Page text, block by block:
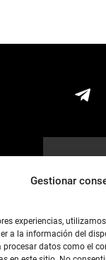
Gestionar
experiencias,
a la información del
datos como el
Search